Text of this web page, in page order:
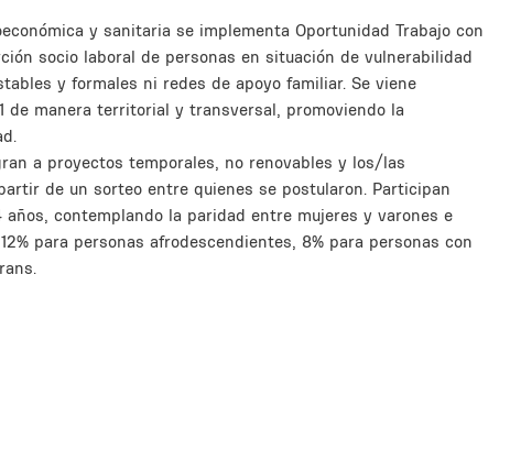
y sanitaria se implementa Oportunidad Trabajo con
socio laboral de personas en situación de vulnerabilidad
y formales ni redes de apoyo familiar. Se viene
de manera territorial y transversal, promoviendo la
a proyectos temporales, no renovables y los/las
de un sorteo entre quienes se postularon. Participan
contemplando la paridad entre mujeres y varones e
para personas afrodescendientes, 8% para personas con